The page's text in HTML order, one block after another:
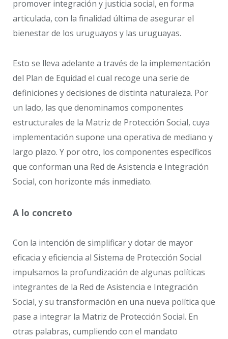
promover integración y justicia social, en forma
articulada, con la finalidad última de asegurar el
bienestar de los uruguayos y las uruguayas.
Esto se lleva adelante a través de la implementación
del Plan de Equidad el cual recoge una serie de
definiciones y decisiones de distinta naturaleza. Por
un lado, las que denominamos componentes
estructurales de la Matriz de Protección Social, cuya
implementación supone una operativa de mediano y
largo plazo. Y por otro, los componentes específicos
que conforman una Red de Asistencia e Integración
Social, con horizonte más inmediato.
A lo concreto
Con la intención de simplificar y dotar de mayor
eficacia y eficiencia al Sistema de Protección Social
impulsamos la profundización de algunas políticas
integrantes de la Red de Asistencia e Integración
Social, y su transformación en una nueva política que
pase a integrar la Matriz de Protección Social. En
otras palabras, cumpliendo con el mandato